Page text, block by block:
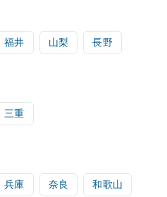
福井 山梨 長野
三重
兵庫 奈良 和歌山